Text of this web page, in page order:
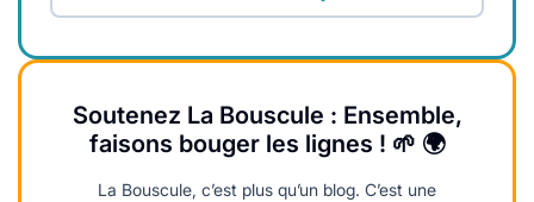
Soutenez La Bouscule : Ensemble,
faisons bouger les lignes ! 🌱 🌍
La Bouscule, c’est plus qu’un blog. C’est une